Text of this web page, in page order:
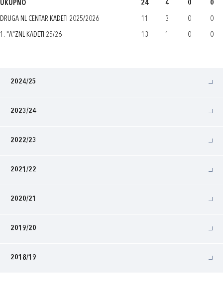
UKUPNO 24 4 0 0
DRUGA NL CENTAR KADETI 2025/2026 11 3 0 0
1. "A"ZNL KADETI 25/26 13 1 0 0
2024/25
2023/24
2022/23
2021/22
2020/21
2019/20
2018/19